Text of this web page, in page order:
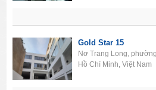
Gold Star 15
Nơ Trang Long,
Hồ Chí Minh, Việt Nam